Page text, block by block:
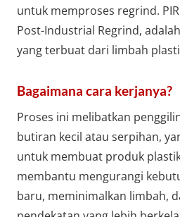
untuk memproses regrind.
Post-Industrial Regrind,
yang terbuat dari limbah
Bagaimana cara kerjanya?
Proses ini melibatkan
butiran kecil atau serpihan,
untuk membuat produk
membantu mengurangi
baru, meminimalkan limbah,